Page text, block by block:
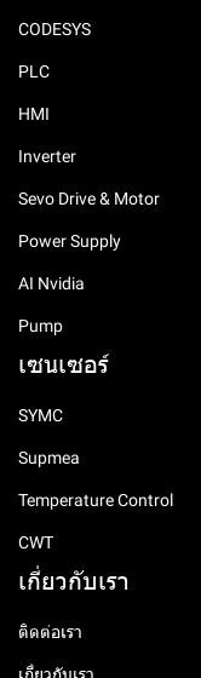
CODESYS
PLC
HMI
Inverter
Sevo Drive & Motor
Power Supply
AI Nvidia
Pump
เซนเซอร์
SYMC
Supmea
Temperature Control
CWT
เกี่ยวกับเรา
ติดต่อเรา